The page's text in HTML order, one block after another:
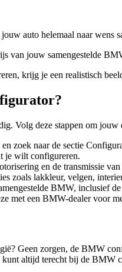
auto helemaal naar wens
van jouw samengestelde
krijg je een realistisch
Volg deze stappen om jouw
zoek naar de sectie
je wilt configureren.
en de transmissie
zoals lakkleur, velgen,
BMW, inclusief
met een BMW-dealer voor
Geen zorgen, de BMW
altijd terecht bij de BMW